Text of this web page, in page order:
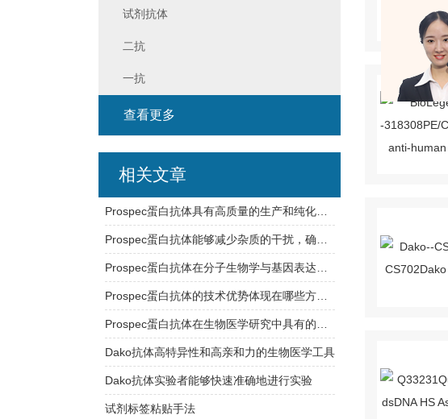
试剂抗体
二抗
一抗
查看更多
相关文章
Prospec蛋白抗体具有高质量的生产和纯化工艺
Prospec蛋白抗体的技术优势体现在哪些方面？
Dako抗体高特异性和高亲和力的生物医学工具
Dako抗体实验者能够快速准确地进行实验
试剂标签粘贴手法